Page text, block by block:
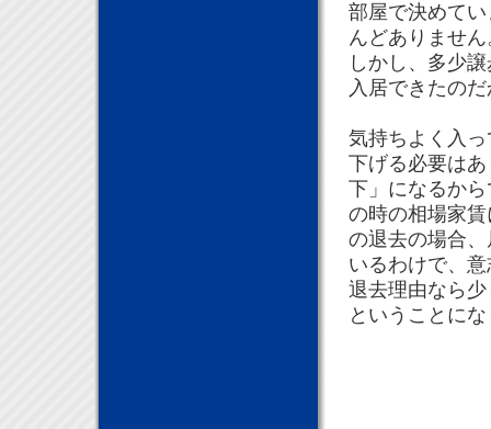
部屋で決めて
んどありませ
しかし、多少
入居できたの
気持ちよく入
下げる必要は
下」になるか
の時の相場家
の退去の場合
いるわけで、
退去理由なら
ということに